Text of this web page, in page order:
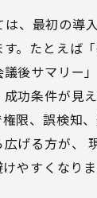
は、最初の導
。たとえば
後サマリー
功条件が見
限、誤検知
げる方が、
やすくなりま